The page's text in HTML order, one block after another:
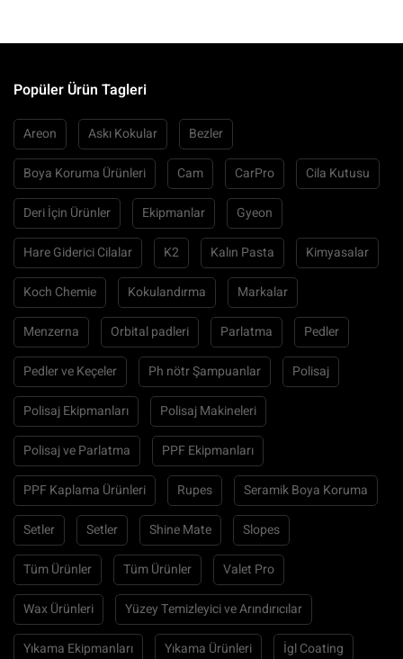
Popüler Ürün Tagleri
Areon Askı Kokular Bezler
Boya Koruma Ürünleri Cam CarPro Cila Kutusu
Deri İçin Ürünler Ekipmanlar Gyeon
Hare Giderici Cilalar K2 Kalın Pasta Kimyasalar
Koch Chemie Kokulandırma Markalar
Menzerna Orbital padleri Parlatma Pedler
Pedler ve Keçeler Ph nötr Şampuanlar Polisaj
Polisaj Ekipmanları Polisaj Makineleri
Polisaj ve Parlatma PPF Ekipmanları
PPF Kaplama Ürünleri Rupes Seramik Boya Koruma
Setler Setler Shine Mate Slopes
Tüm Ürünler Tüm Ürünler Valet Pro
Wax Ürünleri Yüzey Temizleyici ve Arındırıcılar
Yıkama Ekipmanları Yıkama Ürünleri İgl Coating